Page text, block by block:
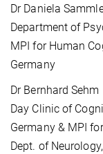
Dr Daniela
Department of
MPI for Human
Germany
Dr Bernhard Sehm
Day Clinic of
Germany & MPI
Dept. of